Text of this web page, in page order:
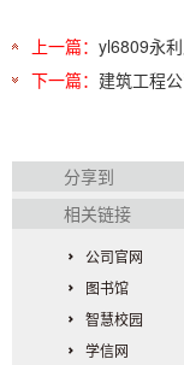
上一篇： yl6809永
下一篇： 建筑工程
分享到
相关链接
公司官网
图书馆
智慧校园
学信网